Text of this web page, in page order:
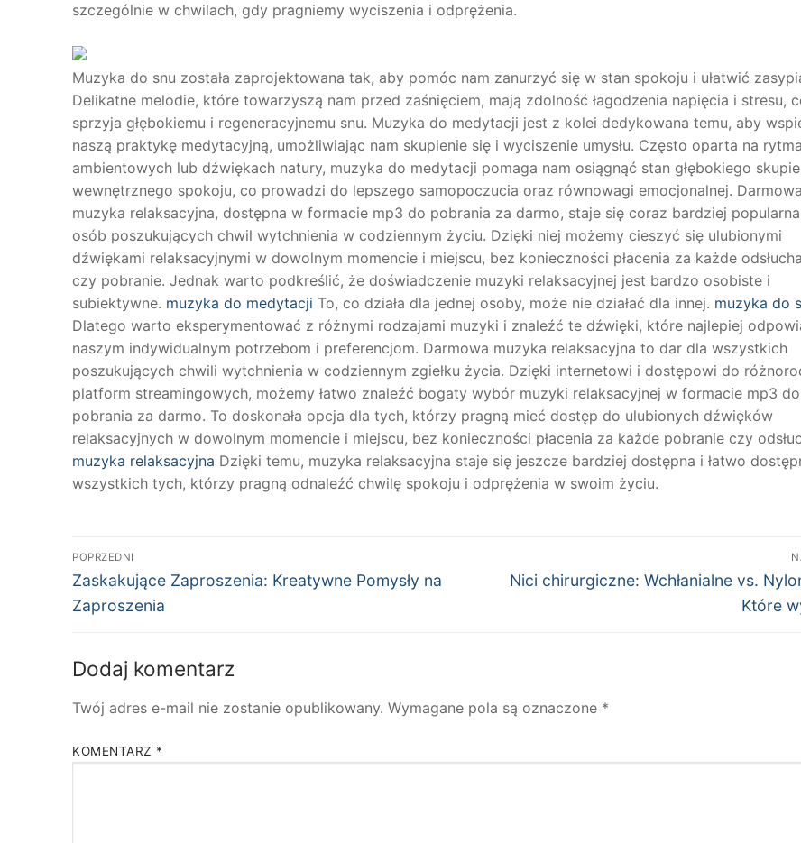
szczególnie w chwilach, gdy pragniemy wyciszenia i odprężenia.
Muzyka do snu została zaprojektowana tak, aby pomóc nam zanurzyć się w stan spokoju i ułatwić
Delikatne melodie, które towarzyszą nam przed zaśnięciem, mają zdolność łagodzenia napięcia i stresu,
sprzyja głębokiemu i regeneracyjnemu snu. Muzyka do medytacji jest z kolei dedykowana temu, aby
naszą praktykę medytacyjną, umożliwiając nam skupienie się i wyciszenie umysłu. Często oparta na
ambientowych lub dźwiękach natury, muzyka do medytacji pomaga nam osiągnąć stan głębokiego
wewnętrznego spokoju, co prowadzi do lepszego samopoczucia oraz równowagi emocjonalnej. Darmowa
muzyka relaksacyjna, dostępna w formacie mp3 do pobrania za darmo, staje się coraz bardziej
osób poszukujących chwil wytchnienia w codziennym życiu. Dzięki niej możemy cieszyć się ulubionymi
dźwiękami relaksacyjnymi w dowolnym momencie i miejscu, bez konieczności płacenia za każde
czy pobranie. Jednak warto podkreślić, że doświadczenie muzyki relaksacyjnej jest bardzo osobiste i
subiektywne. muzyka do medytacji To, co działa dla jednej osoby, może nie działać dla innej. muzyka do
Dlatego warto eksperymentować z różnymi rodzajami muzyki i znaleźć te dźwięki, które najlepiej
naszym indywidualnym potrzebom i preferencjom. Darmowa muzyka relaksacyjna to dar dla wszystkich
poszukujących chwili wytchnienia w codziennym zgiełku życia. Dzięki internetowi i dostępowi do
platform streamingowych, możemy łatwo znaleźć bogaty wybór muzyki relaksacyjnej w formacie mp3 do
pobrania za darmo. To doskonała opcja dla tych, którzy pragną mieć dostęp do ulubionych dźwięków
relaksacyjnych w dowolnym momencie i miejscu, bez konieczności płacenia za każde pobranie czy
muzyka relaksacyjna Dzięki temu, muzyka relaksacyjna staje się jeszcze bardziej dostępna i łatwo
wszystkich tych, którzy pragną odnaleźć chwilę spokoju i odprężenia w swoim życiu.
Nawigacja
wpisu
POPRZEDNI
Poprzedni
wpis:
Zaskakujące Zaproszenia: Kreatywne Pomysły na
Zaproszenia
Następny
Nici chirurgiczne: Wchłanialne vs.
Które
Dodaj komentarz
Twój adres e-mail nie zostanie opublikowany. Wymagane pola są oznaczone *
KOMENTARZ *